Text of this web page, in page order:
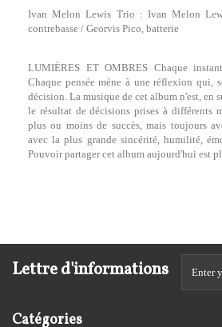
Ivan Melon Lewis Trio : Ivan Melon
contrebasse / Georvis Pico, batterie
LUMIÈRES ET OMBRES Chaque
Chaque pensée mène à une réflexion qui,
décision. La musique de cet album n'est, en
le résultat de décisions prises à différents
plus ou moins de succès, mais toujours
avec la plus grande sincérité, humilité,
Pouvoir partager cet album aujourd'hui est
Lettre d'informations
Catégories